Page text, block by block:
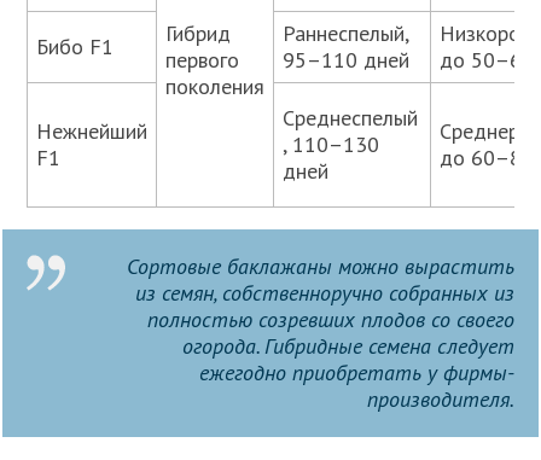
Гибрид
первого
поколения
Бибо F1
Раннеспелый,
95–110 дней
до 50–60
Нежнейший
F1
Среднеспелый
, 110–130
дней
до 60–80
Сортовые баклажаны можно вырастить
из семян, собственноручно собранных из
полностью созревших плодов со своего
огорода. Гибридные семена следует
ежегодно приобретать у фирмы-
производителя.